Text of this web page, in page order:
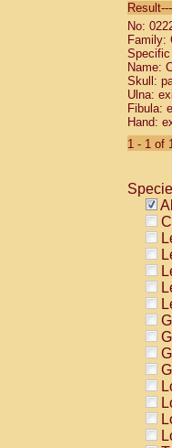
No:
Family:
Specific
Name:
Skull:
Ulna:
Fibula:
Hand:
1 - 1 of